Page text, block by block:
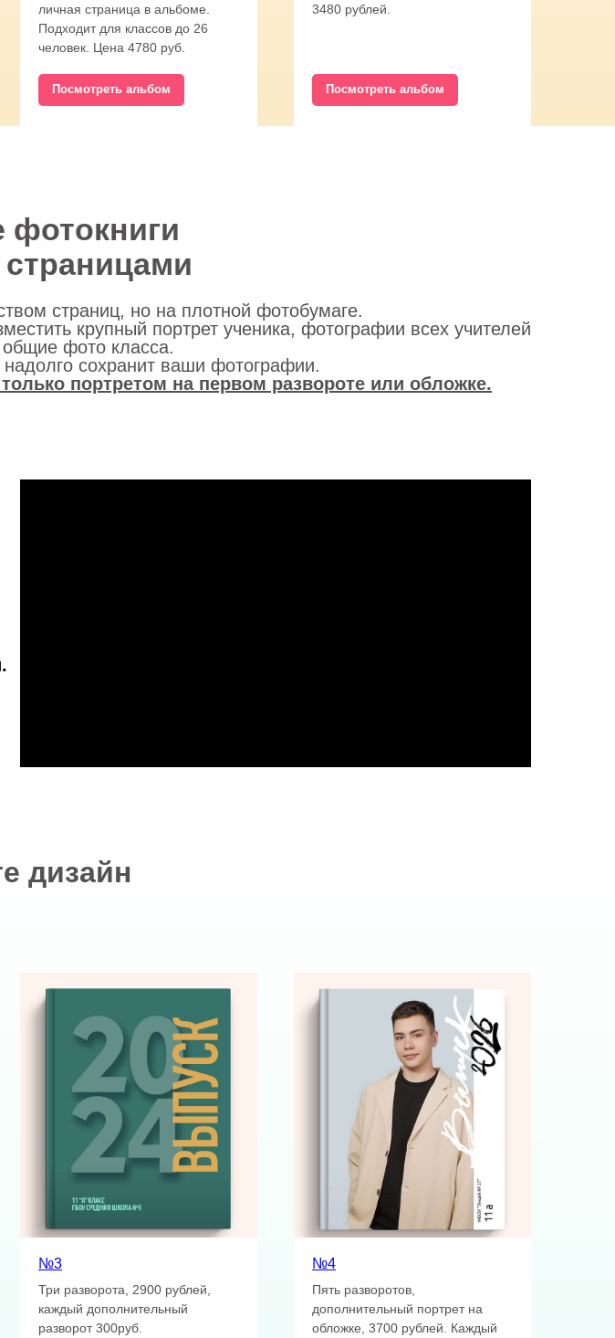
личная страница в альбоме.
Подходит для классов до 26
человек. Цена 4780 руб.
Посмотреть альбом
3480 рублей.
Посмотреть альбом
страниц, но на плотной фотобумаге.
крупный портрет ученика, фотографии всех учителей
фото класса.
сохранит ваши фотографии.
портретом на первом развороте или обложке.
дизайн
№3
Три разворота, 2900 рублей,
каждый дополнительный
разворот 300руб.
№4
Пять разворотов,
дополнительный портрет на
обложке, 3700 рублей. Каждый